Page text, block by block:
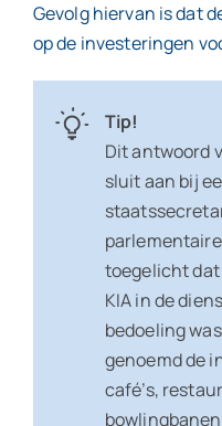
Gevolg hiervan is dat
op de investeringen
Tip!
Dit antwoord
sluit aan bij
toegelicht
KIA in de
bedoeling
genoemd de
café’s,